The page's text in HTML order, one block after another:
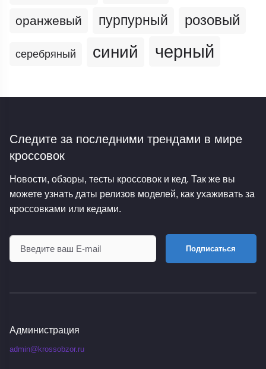
оранжевый пурпурный розовый
серебряный синий черный
Следите за последними трендами в мире
кроссовок
Новости, обзоры, тесты кроссовок и кед. Так же вы
можете узнать даты релизов моделей, как ухаживать за
кроссовками или кедами.
Подписаться
Администрация
admin@krossobzor.ru